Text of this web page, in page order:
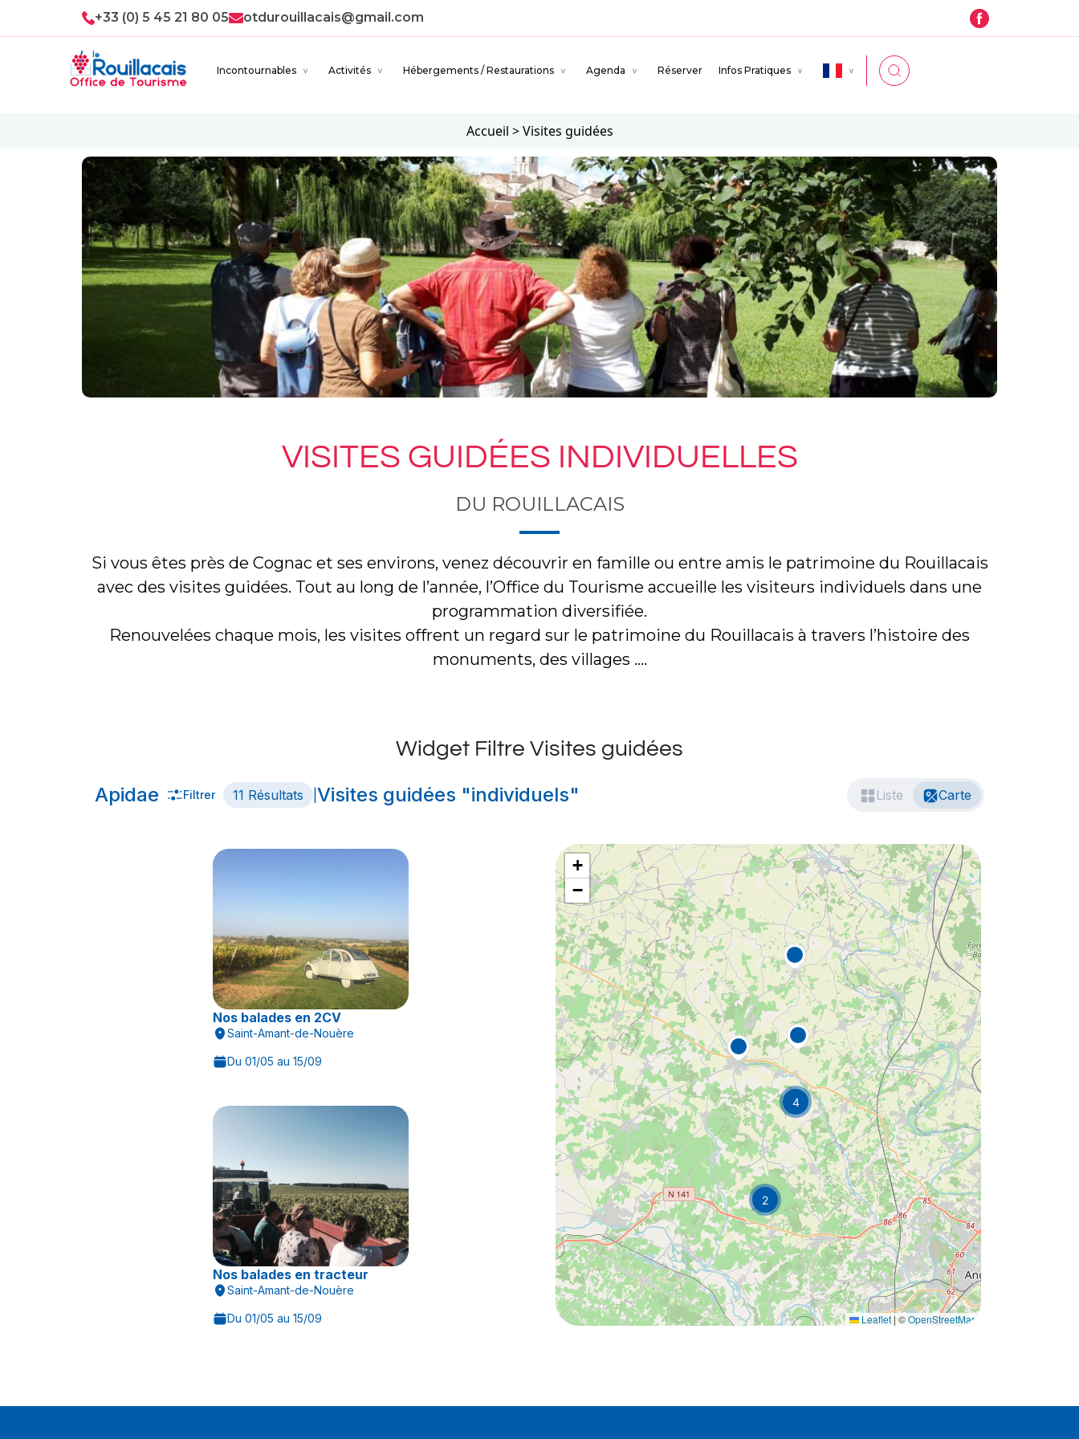
+33 (0) 5 45 21 80 05 otdurouillacais@gmail.com
Incontournables Activités Hébergements / Restaurations Agenda Réserver Infos Pratiques
Accueil >Visites guidées
VISITES GUIDÉES INDIVIDUELLES
DU ROUILLACAIS
Si vous êtes près de Cognac et ses environs, venez découvrir en famille ou entre amis le patrimoine du Rouillacais
avec des visites guidées. Tout au long de l’année, l’Office du Tourisme accueille les visiteurs individuels dans une
programmation diversifiée.
Renouvelées chaque mois, les visites offrent un regard sur le patrimoine du Rouillacais à travers l’histoire des
monuments, des villages ….
Widget Filtre Visites guidées